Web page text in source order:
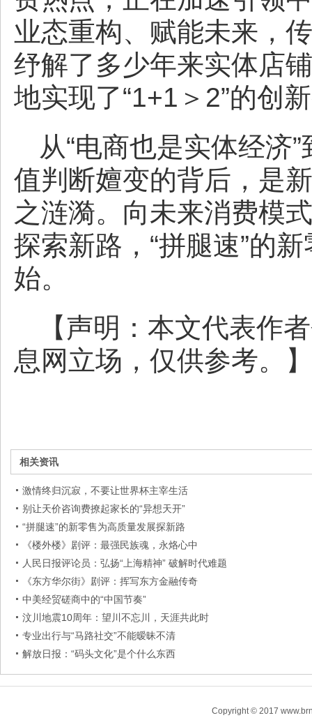
业态重构、赋能未来，
纾解了多少年来实体店
地实现了“1+1＞2”的创
从“电商也是实体经济
值判断嬗变的背后，是
之涟漪。向未来消费模
探索新路，“拼腿速”的
始。
【声明：本文代表作
息网立场，仅供参考。】
相关资讯
激情终归沉寂，不要让世界杯主宰生活
别让天价咨询费撩起家长的“异想天开”
“拼腿速”的新零售为高质量发展探新路
《楼外楼》剧评：最强民族魂，永烙心中
人民日报评论员：弘扬“上海精神” 破解时代难题
《东方华尔街》剧评：挥写东方金融传奇
中美经贸磋商中的“中国节奏”
汶川地震10周年：望川不忘川，天涯共此时
专业出行与“马路社交”不能暧昧不清
解放日报：“码头文化”是个什么东西
Copyright © 2017